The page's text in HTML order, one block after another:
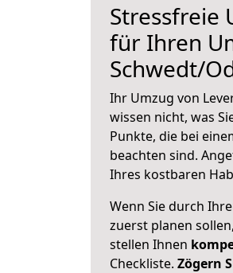
Stressfreie
für Ihren
Schwedt/
Ihr Umzug von
wissen nicht, was
Punkte, die bei
beachten sind.
Ihres kostbaren
Wenn Sie durch
zuerst planen
stellen Ihnen
Checkliste. Zögern